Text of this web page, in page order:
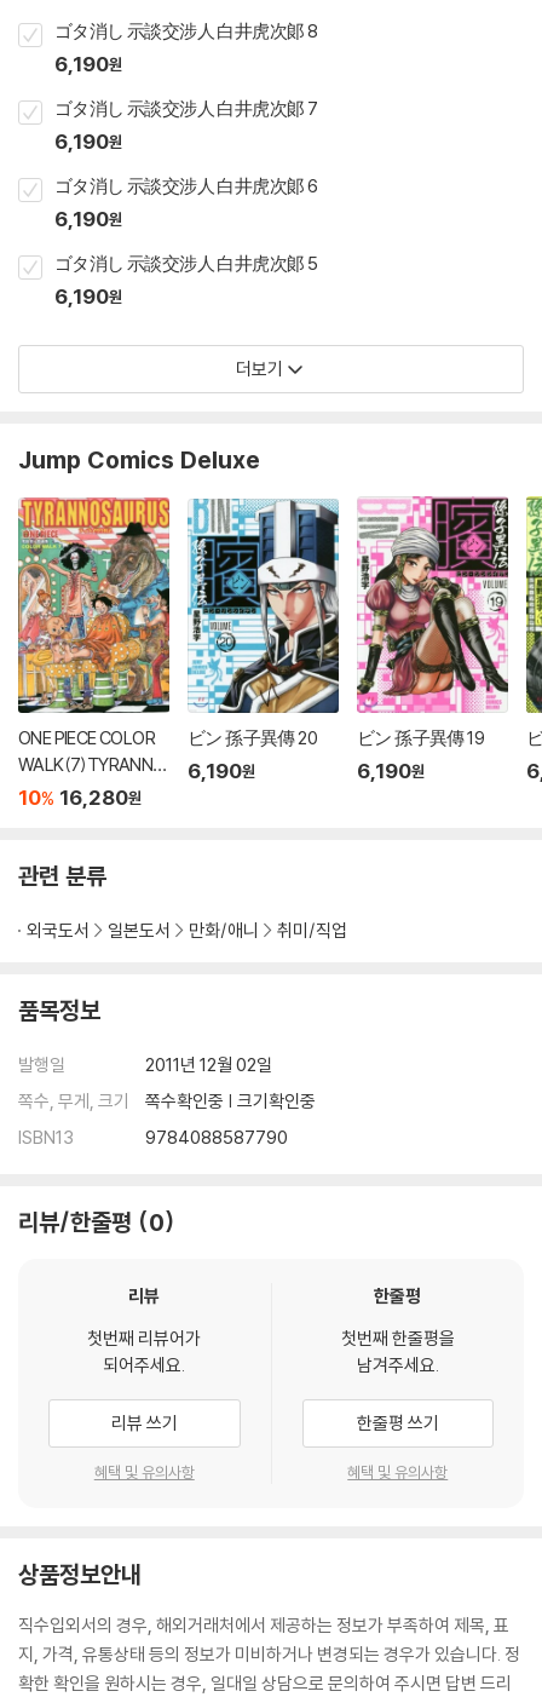
ゴタ消し 示談交涉人 白井虎次郞 8
6,190원
ゴタ消し 示談交涉人 白井虎次郞 7
6,190원
ゴタ消し 示談交涉人 白井虎次郞 6
6,190원
ゴタ消し 示談交涉人 白井虎次郞 5
6,190원
더보기
Jump Comics Deluxe
ONE PIECE COLOR
WALK(7)TYRANNO
SAURUS
10% 16,280원
ビン 孫子異傳 20
6,190원
ビン 孫子異傳 19
6,190원
관련 분류
외국도서 일본도서 만화/애니 취미/직업
품목정보
발행일
2011년 12월 02일
쪽수, 무게, 크기
쪽수확인중 | 크기확인중
ISBN13
9784088587790
리뷰/한줄평 0
리뷰
첫번째 리뷰어가
되어주세요.
리뷰 쓰기
혜택 및 유의사항
한줄평
첫번째 한줄평을
남겨주세요.
한줄평 쓰기
혜택 및 유의사항
상품정보안내
직수입외서의 경우, 해외거래처에서 제공하는 정보가 부족하여 제목, 표
지, 가격, 유통상태 등의 정보가 미비하거나 변경되는 경우가 있습니다. 정
확한 확인을 원하시는 경우, 일대일 상담으로 문의하여 주시면 답변 드리